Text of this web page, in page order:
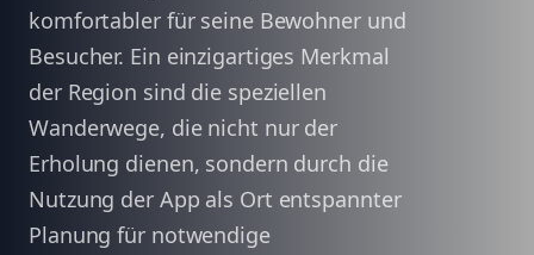
komfortabler für seine Bewohner und
Besucher. Ein einzigartiges Merkmal
der Region sind die speziellen
Wanderwege, die nicht nur der
Erholung dienen, sondern durch die
Nutzung der App als Ort entspannter
Planung für notwendige